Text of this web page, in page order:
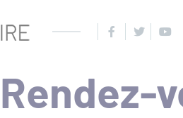
FacebookTwitter
Rendez-